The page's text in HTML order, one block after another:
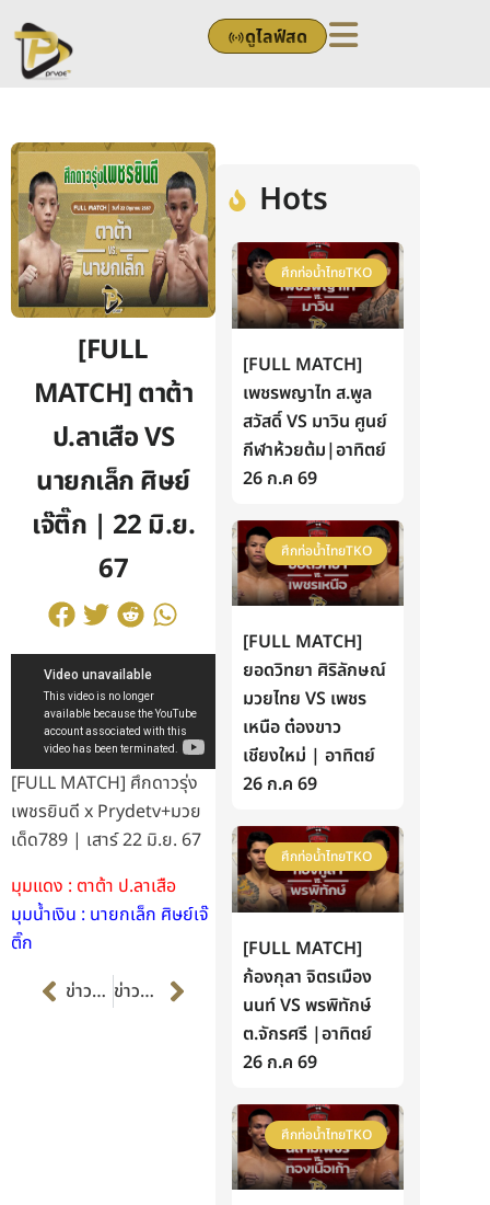
to
content
ดูไลฟ์สด
[FULL
MATCH] ตาต้า
ป.ลาเสือ VS
นายกเล็ก ศิษย์
เจ๊ติ๊ก | 22 มิ.ย.
67
[FULL MATCH] ศึกดาวรุ่ง
เพชรยินดี x Prydetv+มวย
เด็ด789 | เสาร์ 22 มิ.ย. 67
มุมแดง : ตาต้า ป.ลาเสือ
มุมน้ำเงิน : นายกเล็ก ศิษย์เจ๊
ติ๊ก
Prevข่าวก่อนหน้า ข่าวต่อไป Next
Hots
ศึกท่อน้ำไทยTKO
[FULL MATCH]
เพชรพญาไท ส.พูล
สวัสดิ์ VS มาวิน ศูนย์
กีฬาห้วยต้ม|อาทิตย์
26 ก.ค 69
ศึกท่อน้ำไทยTKO
[FULL MATCH]
ยอดวิทยา ศิริลักษณ์
มวยไทย VS เพชร
เหนือ ต๋องขาว
เชียงใหม่ | อาทิตย์
26 ก.ค 69
ศึกท่อน้ำไทยTKO
[FULL MATCH]
ก้องกุลา จิตรเมือง
นนท์ VS พรพิทักษ์
ต.จักรศรี |อาทิตย์
26 ก.ค 69
ศึกท่อน้ำไทยTKO